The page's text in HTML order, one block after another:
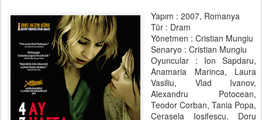
Yapım : 2007, Romanya
Tür : Dram
Yönetmen : Cristian Mungiu
Senaryo : Cristian Mungiu
Oyuncular : Ion Sapdaru,
Anamaria Marinca, Laura
Vasiliu, Vlad Ivanov,
Alexandru Potocean,
Teodor Corban, Tania Popa,
Cerasela Iosifescu, Doru